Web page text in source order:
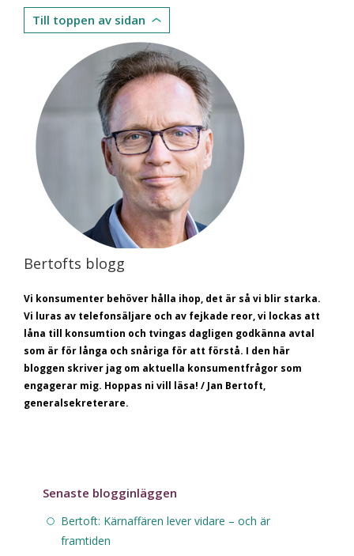
Till toppen av sidan
Bertofts blogg
Vi konsumenter behöver hålla ihop, det är så vi blir starka.
Vi luras av telefonsäljare och av fejkade reor, vi lockas att
låna till konsumtion och tvingas dagligen godkänna avtal
som är för långa och snåriga för att förstå. I den här
bloggen skriver jag om aktuella konsumentfrågor som
engagerar mig. Hoppas ni vill läsa! / Jan Bertoft,
generalsekreterare.
Senaste blogginläggen
Bertoft: Kärnaffären lever vidare – och är
framtiden